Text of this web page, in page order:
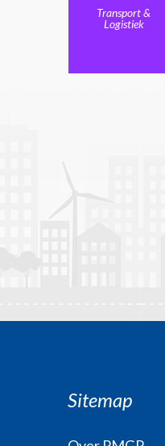
Transport &
Logistiek
Sitemap